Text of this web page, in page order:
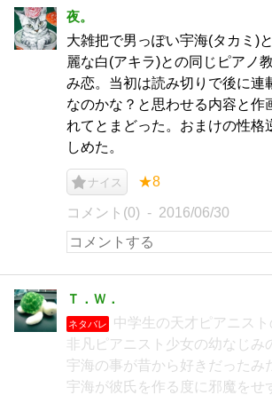
夜。
大雑把で男っぽい宇海(タカミ)
麗な白(アキラ)との同じピアノ
み恋。当初は読み切りで後に連
なのかな？と思わせる内容と作
れてとまどった。おまけの性格
しめた。
ナイス ★8
コメント(0) 2016/06/30
Ｔ．Ｗ．
ネタバレ
中学生の天才ピアニス
非凡ピアニスト少女の幼なじみ
宇海の事が昔から好きだったみ
宇海が彼氏を作る度に邪魔をせ